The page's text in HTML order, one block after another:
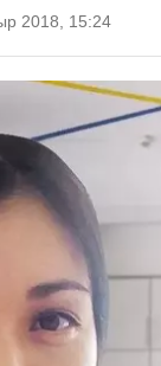
2018, 15:24